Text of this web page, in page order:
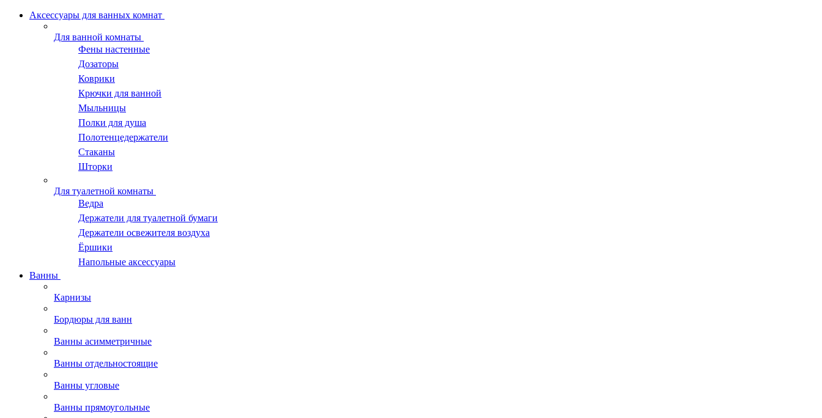
Аксессуары для ванных комнат
Для ванной комнаты
Фены настенные
Дозаторы
Коврики
Крючки для ванной
Мыльницы
Полки для душа
Полотенцедержатели
Стаканы
Шторки
Для туалетной комнаты
Ведра
Держатели для туалетной бумаги
Держатели освежителя воздуха
Ёршики
Напольные аксессуары
Ванны
Карнизы
Бордюры для ванн
Ванны асимметричные
Ванны отдельностоящие
Ванны угловые
Ванны прямоугольные